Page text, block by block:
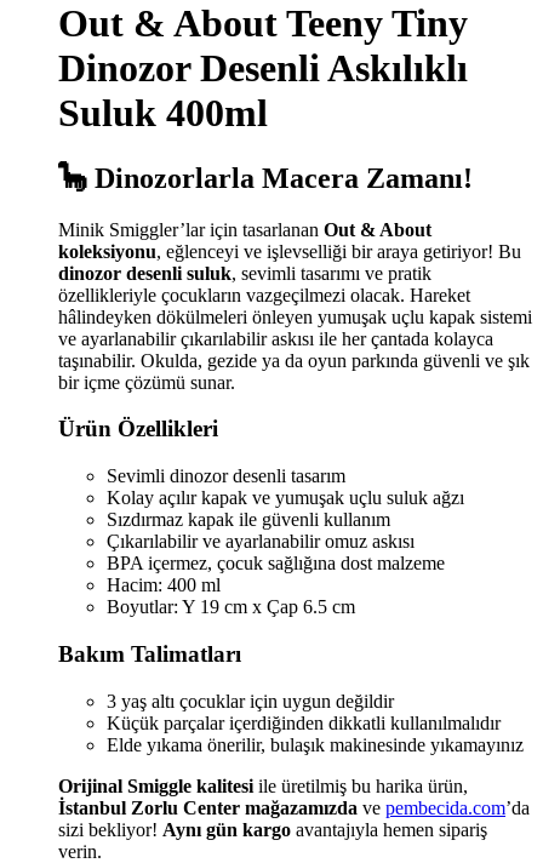
Out & About Teeny Tiny
Dinozor Desenli Askılıklı
Suluk 400ml
🦕 Dinozorlarla Macera Zamanı!
Minik Smiggler’lar için tasarlanan Out & About
koleksiyonu, eğlenceyi ve işlevselliği bir araya getiriyor! Bu
dinozor desenli suluk, sevimli tasarımı ve pratik
özellikleriyle çocukların vazgeçilmezi olacak. Hareket
hâlindeyken dökülmeleri önleyen yumuşak uçlu kapak sistemi
ve ayarlanabilir çıkarılabilir askısı ile her çantada kolayca
taşınabilir. Okulda, gezide ya da oyun parkında güvenli ve şık
bir içme çözümü sunar.
Ürün Özellikleri
Sevimli dinozor desenli tasarım
Kolay açılır kapak ve yumuşak uçlu suluk ağzı
Sızdırmaz kapak ile güvenli kullanım
Çıkarılabilir ve ayarlanabilir omuz askısı
BPA içermez, çocuk sağlığına dost malzeme
Hacim: 400 ml
Boyutlar: Y 19 cm x Çap 6.5 cm
Bakım Talimatları
3 yaş altı çocuklar için uygun değildir
Küçük parçalar içerdiğinden dikkatli kullanılmalıdır
Elde yıkama önerilir, bulaşık makinesinde yıkamayınız
Orijinal Smiggle kalitesi ile üretilmiş bu harika ürün,
İstanbul Zorlu Center mağazamızda ve pembecida.com’da
sizi bekliyor! Aynı gün kargo avantajıyla hemen sipariş
verin.